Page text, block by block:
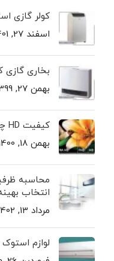
کولر گازی
اسفند 27, 1401
بخاری
بهمن 27, 1399
کیفیت HD چیست؟
بهمن 18, 1400
محاسبه
انتخاب
مرداد 13, 1402
لوازم استوک